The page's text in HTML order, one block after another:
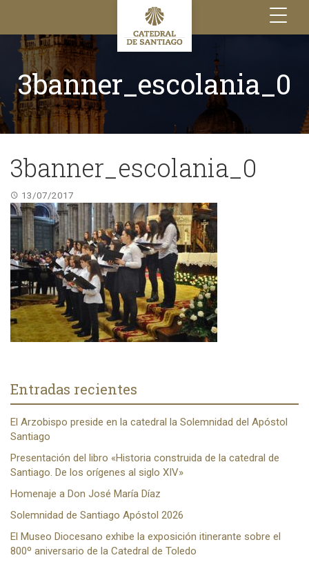
Toggle
navigation
3banner_escolania_0
3banner_escolania_0
13/07/2017
Entradas recientes
El Arzobispo preside en la catedral la Solemnidad del Apóstol
Santiago
Presentación del libro «Historia construida de la catedral de
Santiago. De los orígenes al siglo XIV»
Homenaje a Don José María Díaz
Solemnidad de Santiago Apóstol 2026
El Museo Diocesano exhibe la exposición itinerante sobre el
800º aniversario de la Catedral de Toledo